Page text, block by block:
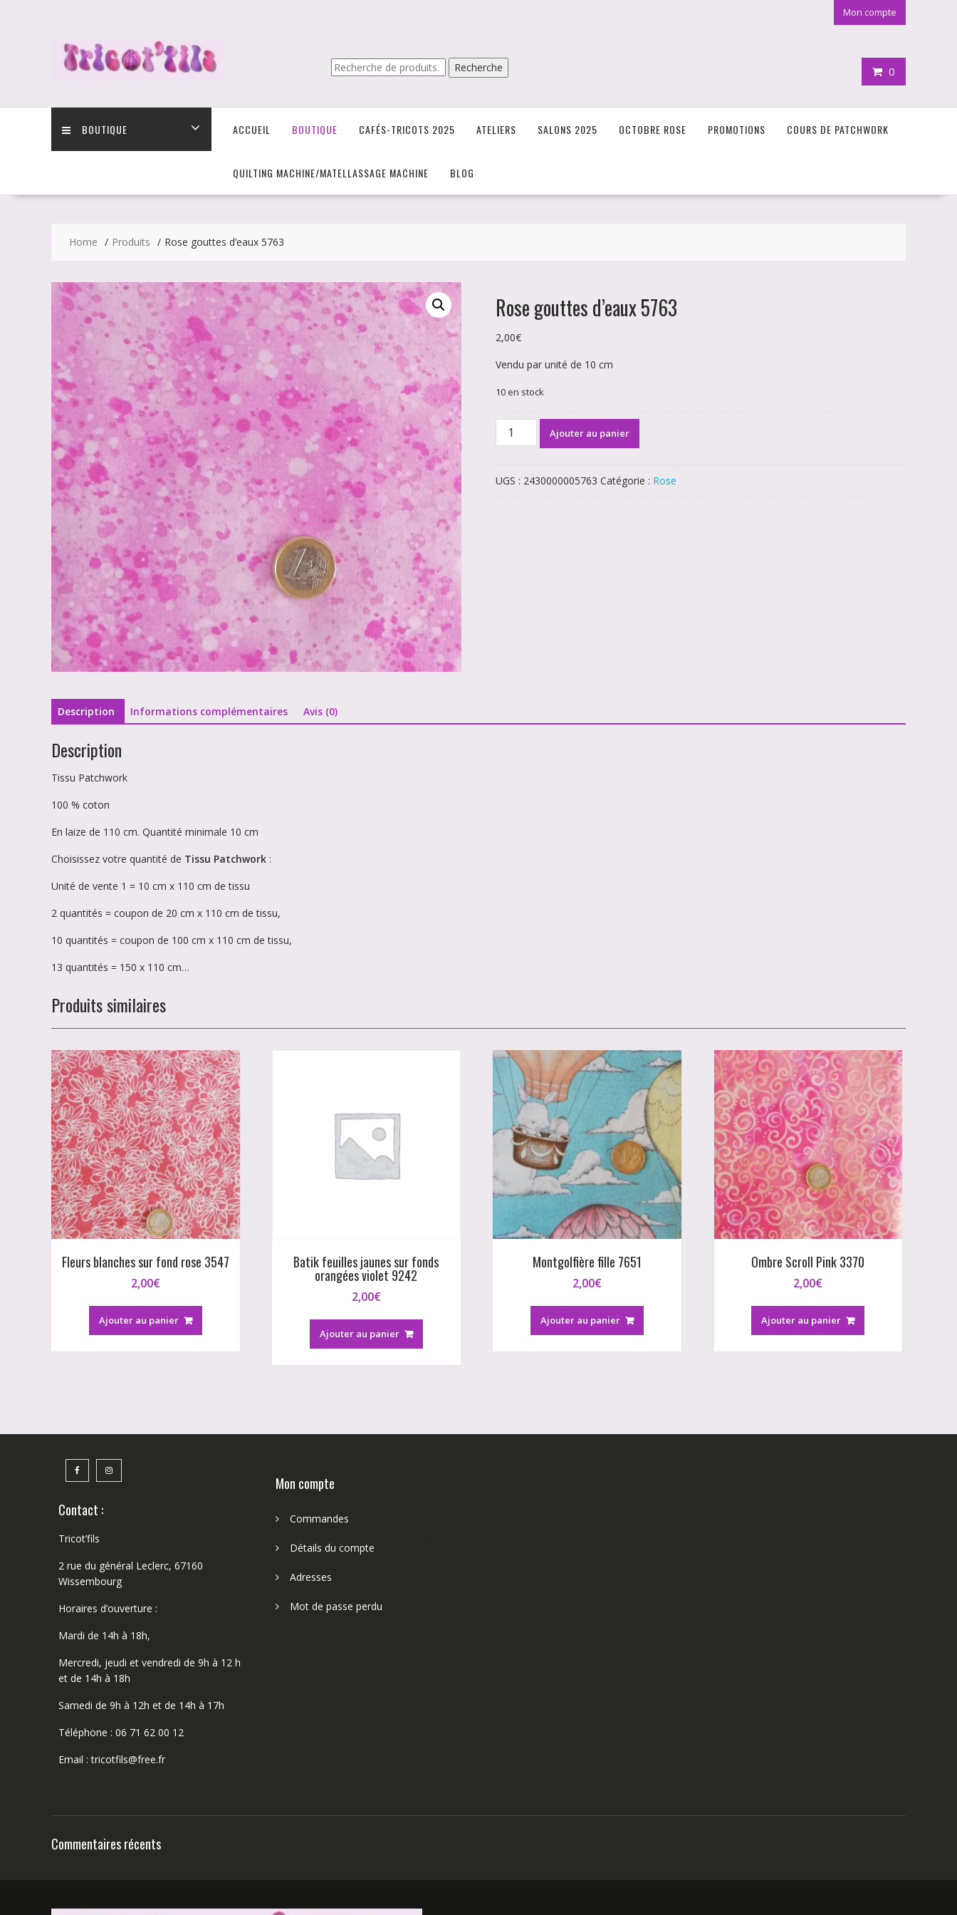
Mon compte
0
Recherche
pour :
Recherche
BOUTIQUE ACCUEIL BOUTIQUE CAFÉS-TRICOTS 2025 ATELIERS SALONS 2025 OCTOBRE ROSE PROMOTIONS COURS DE PATCHWORK
QUILTING MACHINE/MATELLASSAGE MACHINE BLOG
Home Produits Rose gouttes d’eaux 5763
Rose gouttes d’eaux 5763
2,00€
Vendu par unité de 10 cm
10 en stock
quantité
d'eaux
Ajouter au panier
UGS : 2430000005763 Catégorie : Rose
Description Informations complémentaires Avis (0)
Description
Tissu Patchwork
100 % coton
En laize de 110 cm. Quantité minimale 10 cm
Choisissez votre quantité de Tissu Patchwork :
Unité de vente 1 = 10 cm x 110 cm de tissu
2 quantités = coupon de 20 cm x 110 cm de tissu,
10 quantités = coupon de 100 cm x 110 cm de tissu,
13 quantités = 150 x 110 cm…
Produits similaires
Fleurs blanches sur fond rose 3547
2,00€
Ajouter au panier
Batik feuilles jaunes sur fonds
orangées violet 9242
2,00€
Ajouter au panier
Montgolfière fille 7651
2,00€
Ajouter au panier
Ombre Scroll Pink 3370
2,00€
Ajouter au panier
Contact :
Tricot’fils
2 rue du général Leclerc, 67160
Wissembourg
Horaires d’ouverture :
Mardi de 14h à 18h,
Mercredi, jeudi et vendredi de 9h à 12 h
et de 14h à 18h
Samedi de 9h à 12h et de 14h à 17h
Téléphone : 06 71 62 00 12
Email : tricotfils@free.fr
Mon compte
Commandes
Détails du compte
Adresses
Mot de passe perdu
Commentaires récents